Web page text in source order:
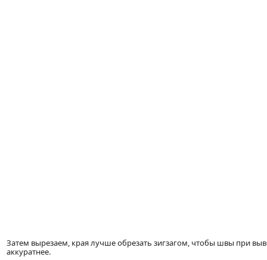
Затем вырезаем, края лучше обрезать зигзагом, чтобы швы при
аккуратнее.